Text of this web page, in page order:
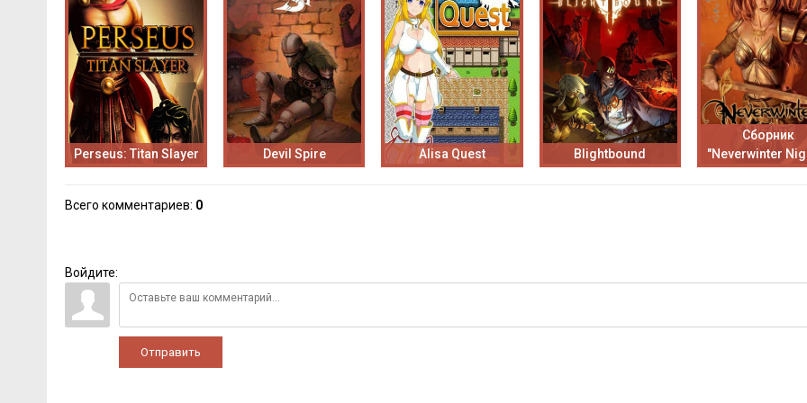
Perseus: Titan Slayer Devil Spire Alisa Quest Blightbound
Сборник
"Neverwinter
Всего комментариев: 0
Войдите:
Отправить